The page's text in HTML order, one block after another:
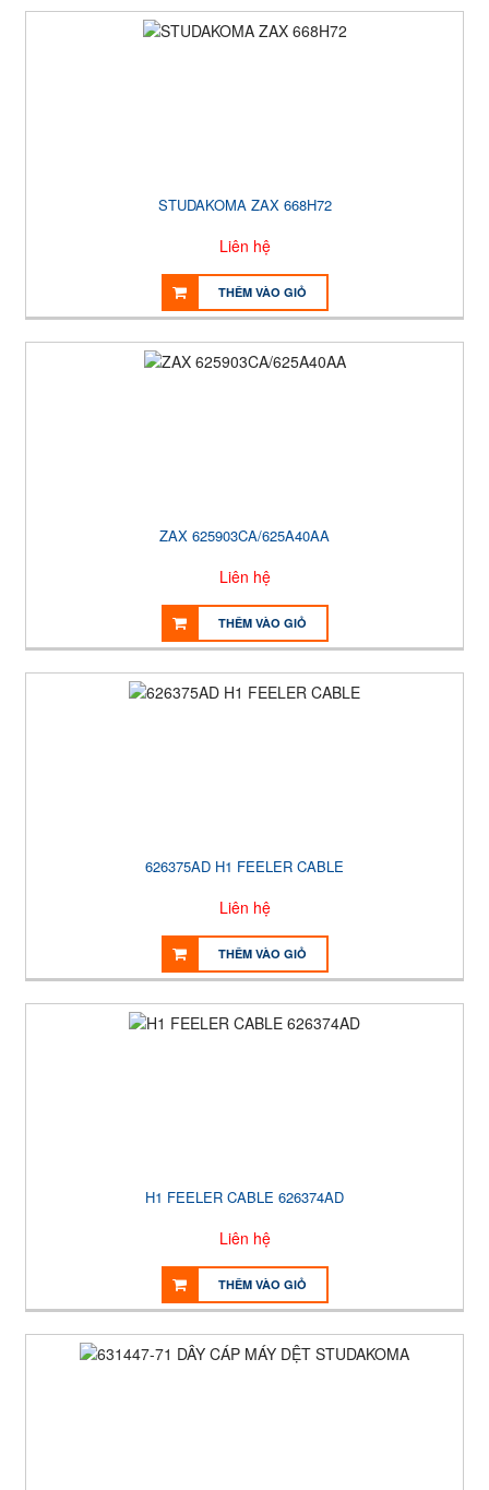
STUDAKOMA ZAX 668H72
Liên hệ
THÊM VÀO GIỎ
ZAX 625903CA/625A40AA
Liên hệ
THÊM VÀO GIỎ
626375AD H1 FEELER CABLE
Liên hệ
THÊM VÀO GIỎ
H1 FEELER CABLE 626374AD
Liên hệ
THÊM VÀO GIỎ